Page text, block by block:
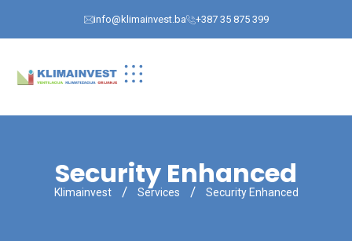
info@klimainvest.ba +387 35 875 399
Security Enhanced
Klimainvest Services Security Enhanced